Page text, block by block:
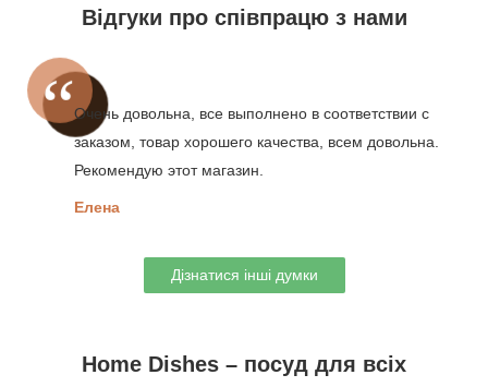
Відгуки про співпрацю з нами
Очень довольна, все выполнено в соответствии с
заказом, товар хорошего качества, всем довольна.
Рекомендую этот магазин.
Елена
Дізнатися інші думки
Home Dishes – посуд для всіх